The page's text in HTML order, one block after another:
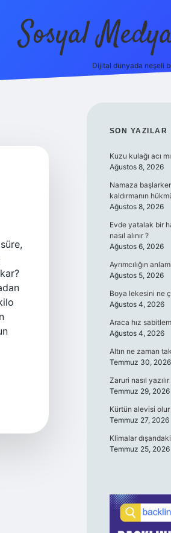
Sosyal
Dijital dünyada neşeli
SON YAZILAR
Kuzu kulağı acı
Ağustos 8, 2026
Namaza
kaldırmanın
Ağustos 8, 2026
Evde yatalak bir
nasıl alınır ?
Ağustos 6, 2026
Ayrımcılığın
Ağustos 5, 2026
Boya lekesini ne
Ağustos 4, 2026
Araca hız
Ağustos 4, 2026
Altın ne zaman
Temmuz 30, 2026
Zaruri nasıl
Temmuz 29, 2026
Kürtün alevisi olur
Temmuz 27, 2026
Klimalar
Temmuz 25, 2026